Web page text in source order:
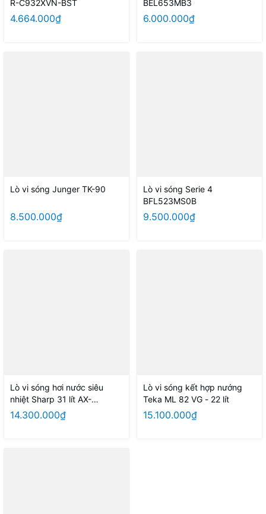
R-C932XVN-BST
4.664.000₫
BEL653MB3
6.000.000₫
Lò vi sóng Junger TK-90
8.500.000₫
Lò vi sóng Serie 4
BFL523MS0B
9.500.000₫
Lò vi sóng hơi nước siêu
nhiệt Sharp 31 lít AX-
1700VN(R)
14.300.000₫
Lò vi sóng kết hợp nướng
Teka ML 82 VG - 22 lít
15.100.000₫